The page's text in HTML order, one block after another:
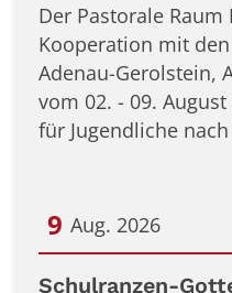
Der Pastorale
Kooperation mit
Adenau-Gerolstein,
vom 02. - 09.
für Jugendliche
9 Aug. 2026
Datum: 9. August 2026
Schulranzen-